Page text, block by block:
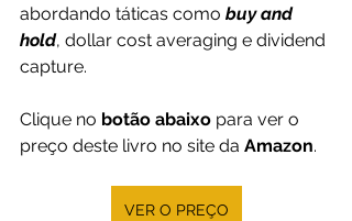
abordando táticas como buy and
hold, dollar cost averaging e dividend
capture.
Clique no botão abaixo para ver o
preço deste livro no site da Amazon.
VER O PREÇO